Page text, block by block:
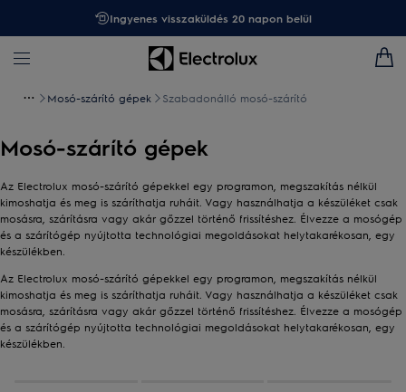
Ingyenes visszaküldés 20 napon belül
Mosó-szárító gépek Szabadonálló mosó-szárító
Mosó-szárító gépek
Az Electrolux mosó-szárító gépekkel egy programon, megszakítás nélkül
kimoshatja és meg is száríthatja ruháit. Vagy használhatja a készüléket csak
mosásra, szárításra vagy akár gőzzel történő frissítéshez. Élvezze a mosógép
és a szárítógép nyújtotta technológiai megoldásokat helytakarékosan, egy
készülékben.
Az Electrolux mosó-szárító gépekkel egy programon, megszakítás nélkül
kimoshatja és meg is száríthatja ruháit. Vagy használhatja a készüléket csak
mosásra, szárításra vagy akár gőzzel történő frissítéshez. Élvezze a mosógép
és a szárítógép nyújtotta technológiai megoldásokat helytakarékosan, egy
készülékben.